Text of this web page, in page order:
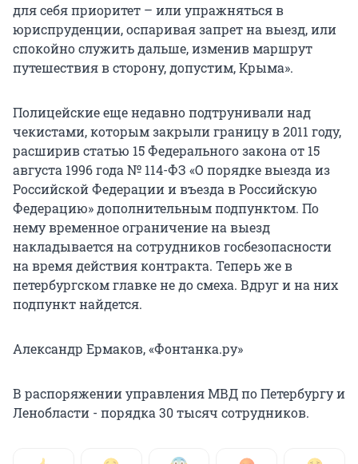
для себя приоритет – или упражняться в
юриспруденции, оспаривая запрет на выезд, или
спокойно служить дальше, изменив маршрут
путешествия в сторону, допустим, Крыма».
Полицейские еще недавно подтрунивали над
чекистами, которым закрыли границу в 2011 году,
расширив статью 15 Федерального закона от 15
августа 1996 года № 114-ФЗ «О порядке выезда из
Российской Федерации и въезда в Российскую
Федерацию» дополнительным подпунктом. По
нему временное ограничение на выезд
накладывается на сотрудников госбезопасности
на время действия контракта. Теперь же в
петербургском главке не до смеха. Вдруг и на них
подпункт найдется.
Александр Ермаков, «Фонтанка.ру»
В распоряжении управления МВД по Петербургу и
Ленобласти - порядка 30 тысяч сотрудников.